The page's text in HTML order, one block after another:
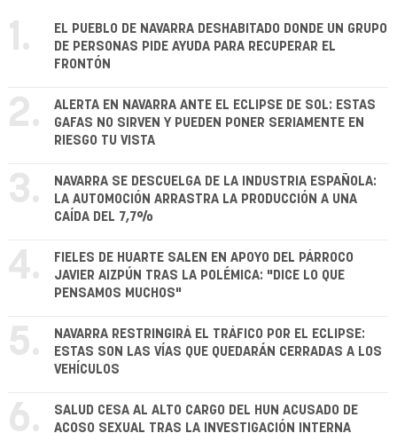
1.
EL PUEBLO DE NAVARRA DESHABITADO DONDE UN GRUPO
DE PERSONAS PIDE AYUDA PARA RECUPERAR EL
FRONTÓN
2.
ALERTA EN NAVARRA ANTE EL ECLIPSE DE SOL: ESTAS
GAFAS NO SIRVEN Y PUEDEN PONER SERIAMENTE EN
RIESGO TU VISTA
3.
NAVARRA SE DESCUELGA DE LA INDUSTRIA ESPAÑOLA:
LA AUTOMOCIÓN ARRASTRA LA PRODUCCIÓN A UNA
CAÍDA DEL 7,7%
4.
FIELES DE HUARTE SALEN EN APOYO DEL PÁRROCO
JAVIER AIZPÚN TRAS LA POLÉMICA: "DICE LO QUE
PENSAMOS MUCHOS"
5.
NAVARRA RESTRINGIRÁ EL TRÁFICO POR EL ECLIPSE:
ESTAS SON LAS VÍAS QUE QUEDARÁN CERRADAS A LOS
VEHÍCULOS
6.
SALUD CESA AL ALTO CARGO DEL HUN ACUSADO DE
ACOSO SEXUAL TRAS LA INVESTIGACIÓN INTERNA